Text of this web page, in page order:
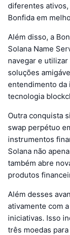
diferentes
Bonfida em
Além disso, a
Solana Name
navegar e
soluções
entendimento da
tecnologia
Outra conquista
swap perpétuo
instrumentos
Solana não
também abre
produtos
Além desses
ativamente com
iniciativas. Isso
três moedas